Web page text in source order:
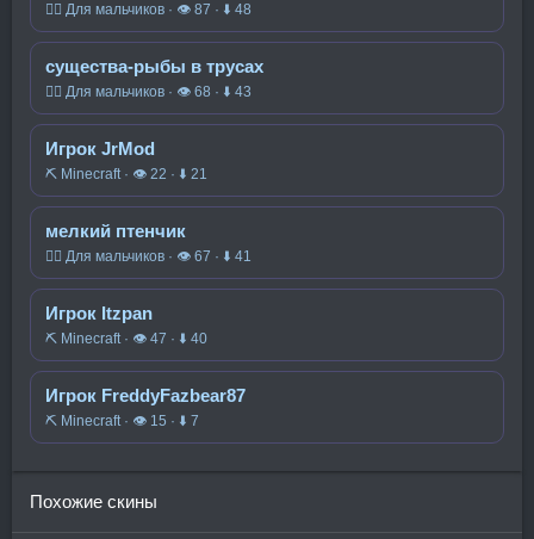
🧍‍♂️ Для мальчиков · 👁 87 · ⬇ 48
существа-рыбы в трусах
🧍‍♂️ Для мальчиков · 👁 68 · ⬇ 43
Игрок JrMod
⛏️ Minecraft · 👁 22 · ⬇ 21
мелкий птенчик
🧍‍♂️ Для мальчиков · 👁 67 · ⬇ 41
Игрок Itzpan
⛏️ Minecraft · 👁 47 · ⬇ 40
Игрок FreddyFazbear87
⛏️ Minecraft · 👁 15 · ⬇ 7
Похожие скины